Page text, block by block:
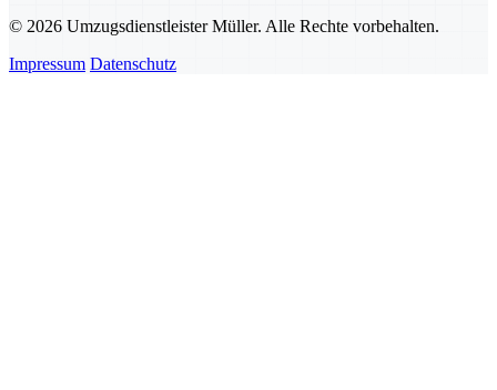
© 2026 Umzugsdienstleister Müller. Alle Rechte vorbehalten.
Impressum Datenschutz